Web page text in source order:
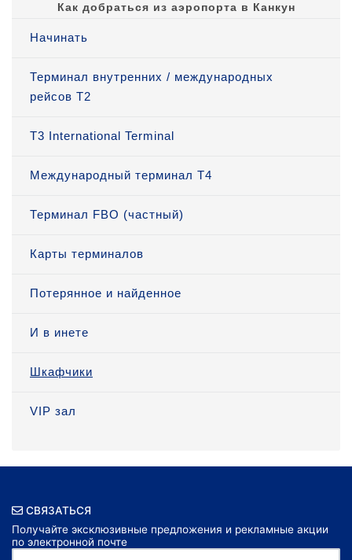
Как добраться из аэропорта в Канкун
Начинать
Терминал внутренних / международных
рейсов T2
T3 International Terminal
Международный терминал Т4
Терминал FBO (частный)
Карты терминалов
Потерянное и найденное
И в инете
Шкафчики
VIP зал
СВЯЗАТЬСЯ
Получайте эксклюзивные предложения и рекламные акции
по электронной почте